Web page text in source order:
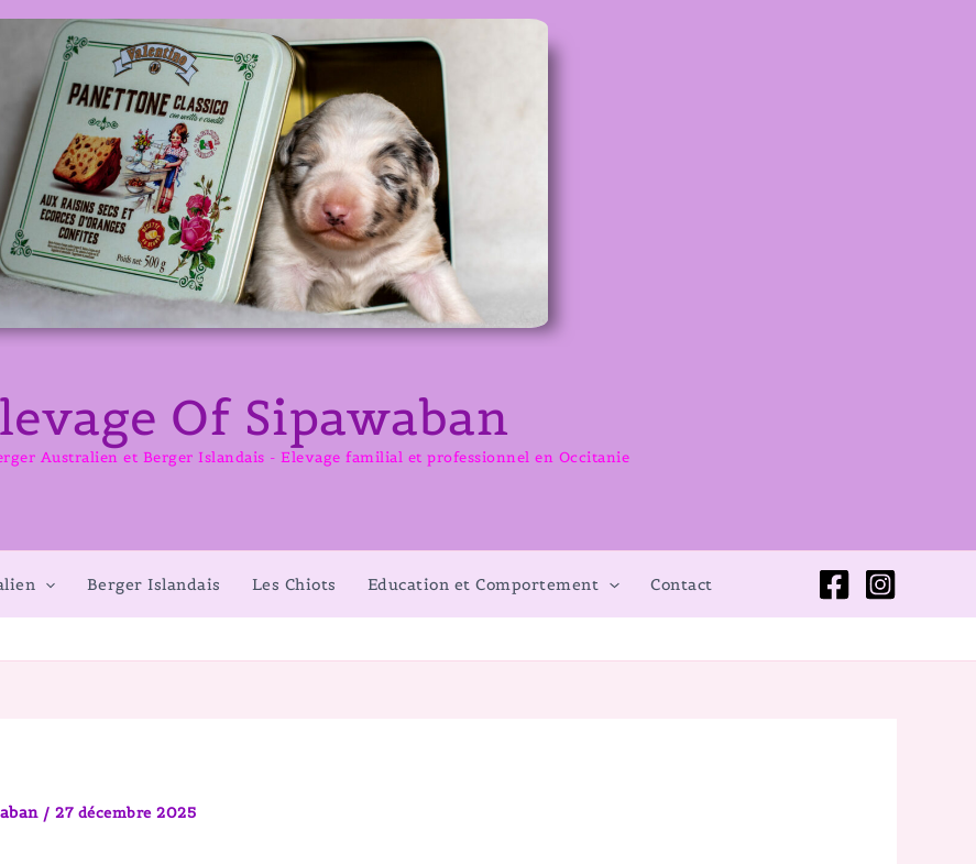
Of Sipawaban
Australien et Berger Islandais - Elevage familial et professionnel en Occitanie
Berger Islandais Les Chiots Education et Comportement Contact
/ 27 décembre 2025